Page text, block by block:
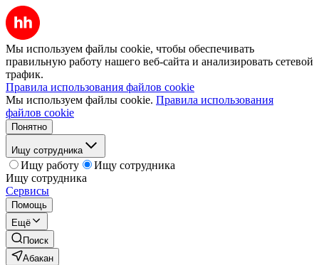
Мы используем файлы cookie, чтобы обеспечивать
правильную работу нашего веб-сайта и анализировать сетевой
трафик.
Правила использования файлов cookie
Мы используем файлы cookie. Правила использования
файлов cookie
Понятно
Ищу сотрудника
Ищу работу
Ищу сотрудника
Ищу сотрудника
Сервисы
Помощь
Ещё
Поиск
Абакан